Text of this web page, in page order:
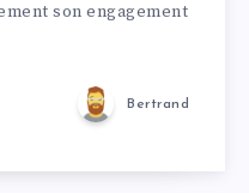
son engagement
Bertrand